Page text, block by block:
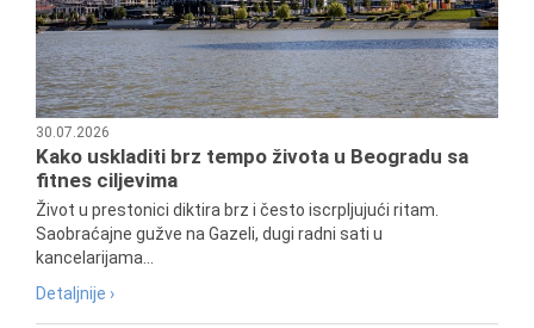
30.07.2026
Kako uskladiti brz tempo života u Beogradu sa
fitnes ciljevima
Život u prestonici diktira brz i često iscrpljujući ritam.
Saobraćajne gužve na Gazeli, dugi radni sati u
kancelarijama...
Detaljnije ›